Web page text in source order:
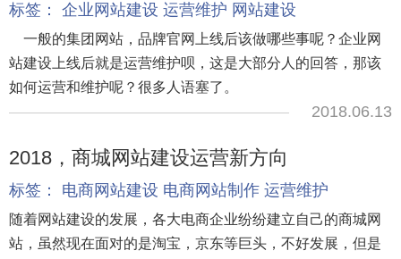
标签： 企业网站建设 运营维护 网站建设
一般的集团网站，品牌官网上线后该做哪些事呢？企业网
站建设上线后就是运营维护呗，这是大部分人的回答，那该
如何运营和维护呢？很多人语塞了。
2018.06.13
2018，商城网站建设运营新方向
标签： 电商网站建设 电商网站制作 运营维护
随着网站建设的发展，各大电商企业纷纷建立自己的商城网
站，虽然现在面对的是淘宝，京东等巨头，不好发展，但是